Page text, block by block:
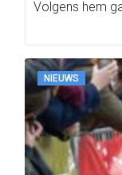
Volgens hem
NIEUWS